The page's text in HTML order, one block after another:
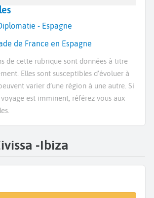
- Espagne
de France en Espagne
de cette rubrique sont données à titre
Elles sont susceptibles d’évoluer à
varier d’une région à une autre. Si
est imminent, référez vous aux
-Ibiza